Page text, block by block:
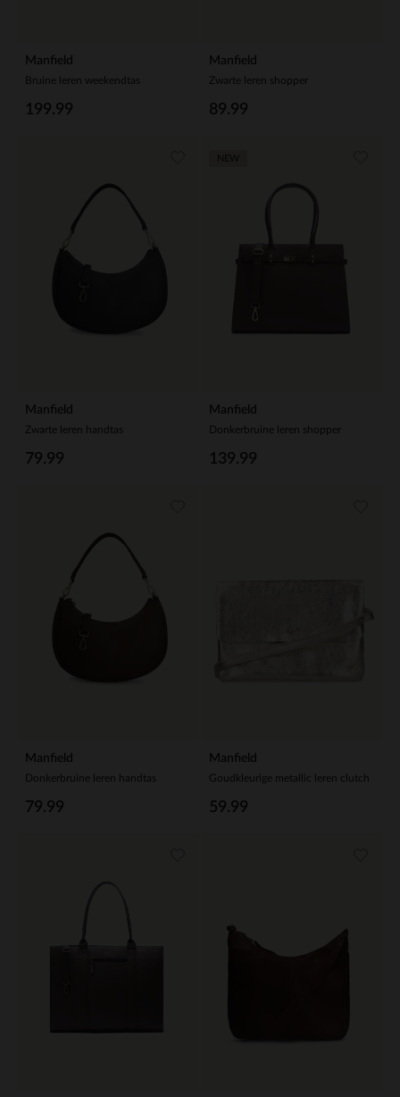
Manfield
Bruine leren weekendtas
199.99
Manfield
Zwarte leren shopper
89.99
Manfield
Zwarte leren handtas
79.99
Manfield
Donkerbruine leren shopper
139.99
Manfield
Donkerbruine leren handtas
79.99
Manfield
Goudkleurige metallic leren clutch
59.99